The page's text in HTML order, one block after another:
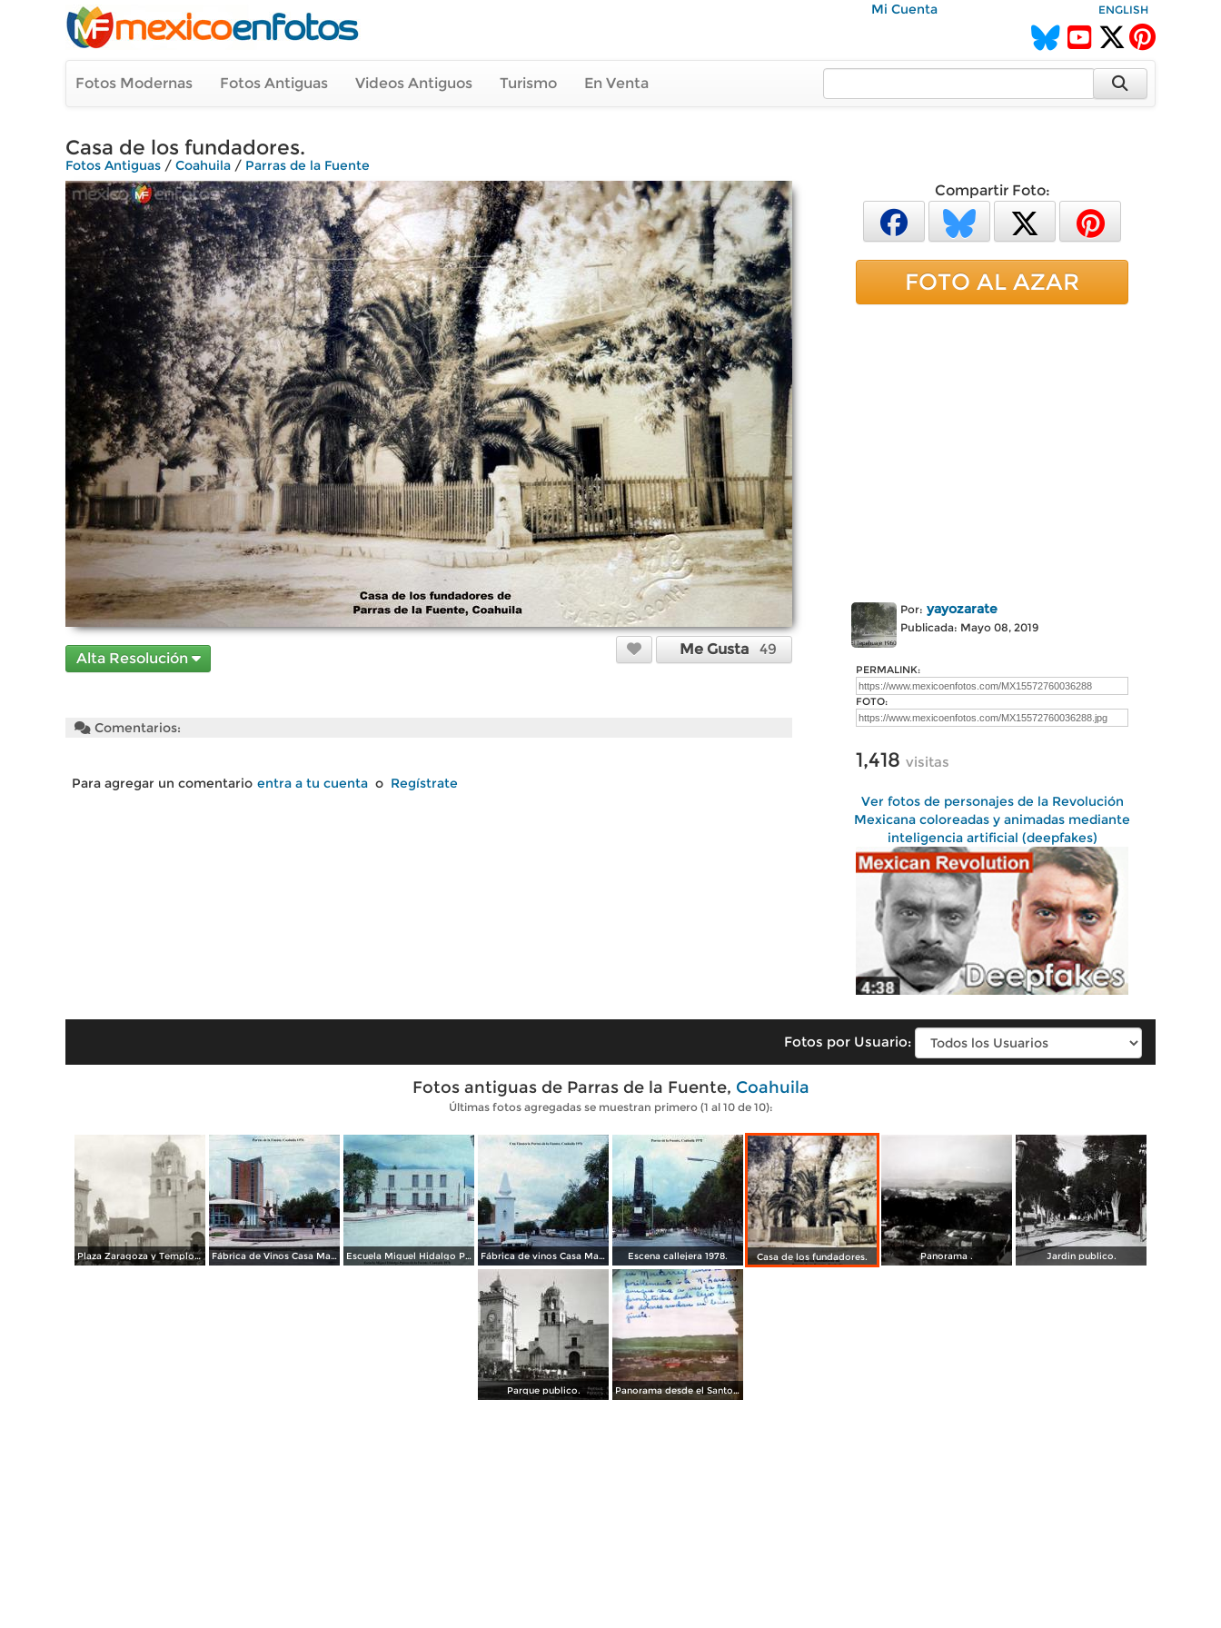
Mi Cuenta ENGLISH
Fotos Modernas Fotos Antiguas Videos Antiguos Turismo En Venta
Casa de los fundadores.
Fotos Antiguas / Coahuila / Parras de la Fuente
Alta Resolución
Me Gusta 49
Comentarios:
Para agregar un comentario entra a tu cuenta o Regístrate
Compartir Foto:
FOTO AL AZAR
Por: yayozarate
Publicada: Mayo 08, 2019
PERMALINK:
FOTO:
1,418 visitas
Ver fotos de personajes de la Revolución
Mexicana coloreadas y animadas mediante
inteligencia artificial (deepfakes)
Fotos por Usuario:
Fotos antiguas de Parras de la Fuente, Coahuila
Últimas fotos agregadas se muestran primero (1 al 10 de 10):
Plaza Zaragoza y Templo Parroquial Fábrica de Vinos Casa Madero Parras de la Fuente, Coahuila 1976 Escuela Miguel Hidalgo Parras de la Fuente, Coahuila 1976 Fábrica de vinos Casa Madero Parras de la Fuente, Coahuila 1976 Escena callejera 1978. Casa de los fundadores. Panorama . Jardin publico.
Parque publico. Panorama desde el Santo Madero